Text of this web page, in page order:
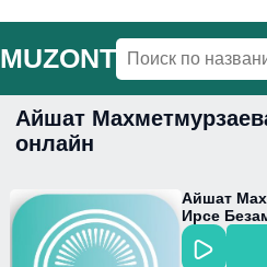
MUZONT
Главная
Айшат
онлайн
Айшат
Ирсе